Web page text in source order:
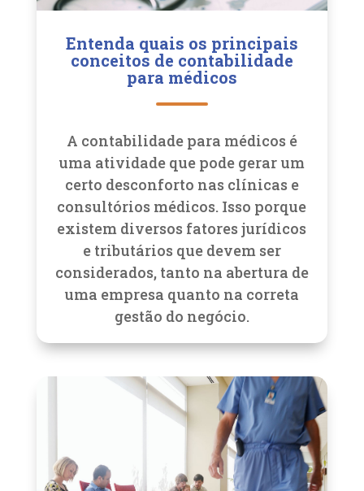
Entenda quais os principais
conceitos de contabilidade
para médicos
A contabilidade para médicos é
uma atividade que pode gerar um
certo desconforto nas clínicas e
consultórios médicos. Isso porque
existem diversos fatores jurídicos
e tributários que devem ser
considerados, tanto na abertura de
uma empresa quanto na correta
gestão do negócio.